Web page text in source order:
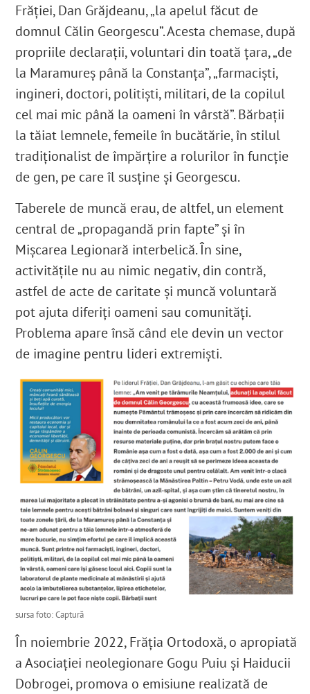
Frăției, Dan Grăjdeanu, „la apelul făcut de
domnul Călin Georgescu”. Acesta chemase, după
propriile declarații, voluntari din toată țara, „de
la Maramureș până la Constanța”, „farmaciști,
ingineri, doctori, politiști, militari, de la copilul
cel mai mic până la oameni în vârstă”. Bărbații
la tăiat lemnele, femeile în bucătărie, în stilul
tradiționalist de împărțire a rolurilor în funcție
de gen, pe care îl susține și Georgescu.
Taberele de muncă erau, de altfel, un element
central de „propagandă prin fapte” și în
Mișcarea Legionară interbelică. În sine,
activitățile nu au nimic negativ, din contră,
astfel de acte de caritate și muncă voluntară
pot ajuta diferiți oameni sau comunități.
Problema apare însă când ele devin un vector
de imagine pentru lideri extremiști.
sursa foto: Captură
În noiembrie 2022, Frăția Ortodoxă, o apropiată
a Asociației neolegionare Gogu Puiu și Haiducii
Dobrogei, promova o emisiune realizată de